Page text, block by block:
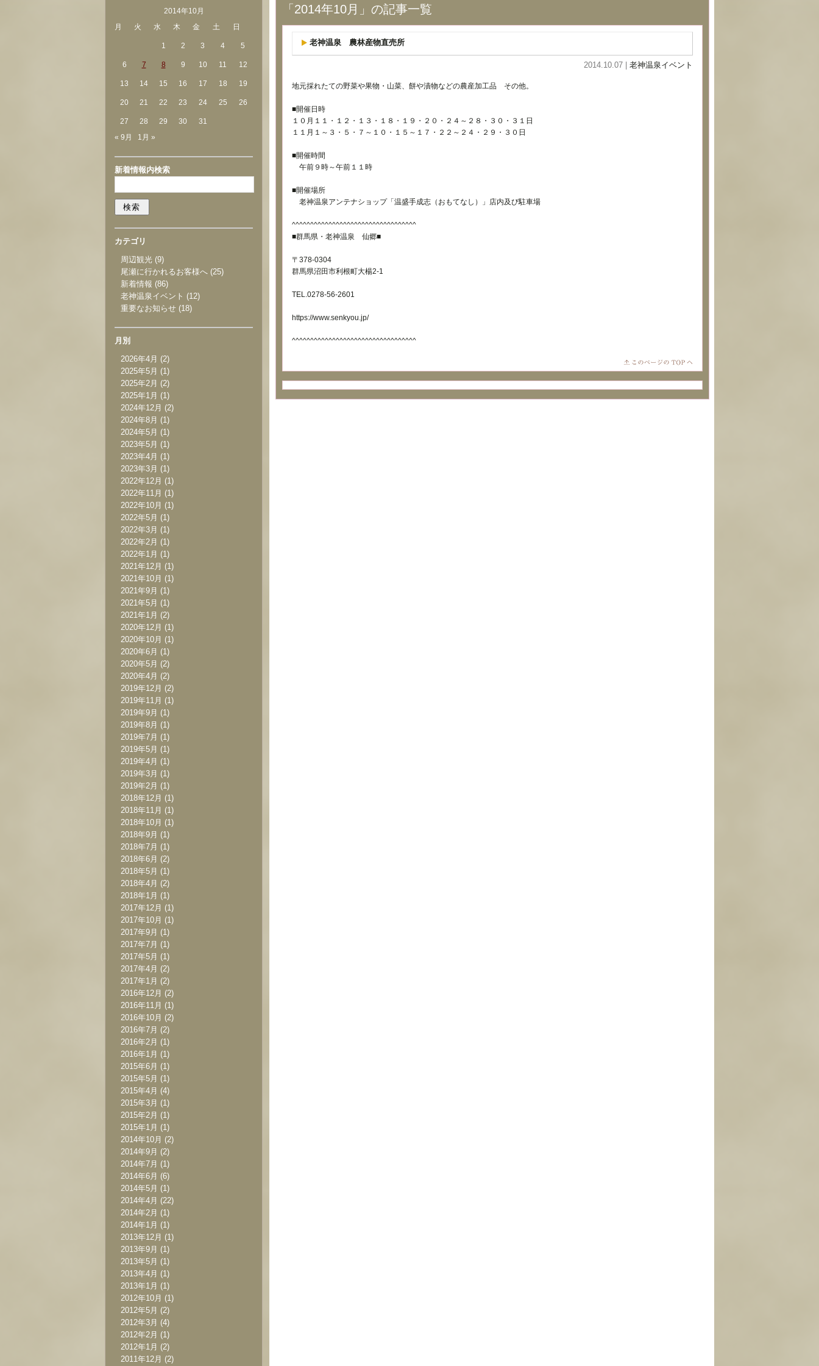
「2014年10月」の記事一覧
老神温泉 農林産物直売所
2014.10.07 | 老神温泉イベント
地元採れたての野菜や果物・山菜、餅や漬物などの農産加工品 その他。
■開催日時
１０月１１・１２・１３・１８・１９・２０・２４～２８・３０・３１日
１１月１～３・５・７～１０・１５～１７・２２～２４・２９・３０日
■開催時間
午前９時～午前１１時
■開催場所
老神温泉アンテナショップ「温盛手成志（おもてなし）」店内及び駐車場
^^^^^^^^^^^^^^^^^^^^^^^^^^^^^^^^^^
■群馬県・老神温泉 仙郷■
〒378-0304
群馬県沼田市利根町大楊2-1
TEL.0278-56-2601
https://www.senkyou.jp/
^^^^^^^^^^^^^^^^^^^^^^^^^^^^^^^^^^
2014年10月
月
火 水 木 金 土 日
1 2 3 4 5
6 7 8 9 10 11 12
13 14 15 16 17 18 19
20 21 22 23 24 25 26
27 28 29 30
31
« 9月
1月 »
新着情報内検索
カテゴリ
周辺観光 (9)
尾瀬に行かれるお客様へ (25)
新着情報 (86)
老神温泉イベント (12)
重要なお知らせ (18)
月別
2026年4月 (2)
2025年5月 (1)
2025年2月 (2)
2025年1月 (1)
2024年12月 (2)
2024年8月 (1)
2024年5月 (1)
2023年5月 (1)
2023年4月 (1)
2023年3月 (1)
2022年12月 (1)
2022年11月 (1)
2022年10月 (1)
2022年5月 (1)
2022年3月 (1)
2022年2月 (1)
2022年1月 (1)
2021年12月 (1)
2021年10月 (1)
2021年9月 (1)
2021年5月 (1)
2021年1月 (2)
2020年12月 (1)
2020年10月 (1)
2020年6月 (1)
2020年5月 (2)
2020年4月 (2)
2019年12月 (2)
2019年11月 (1)
2019年9月 (1)
2019年8月 (1)
2019年7月 (1)
2019年5月 (1)
2019年4月 (1)
2019年3月 (1)
2019年2月 (1)
2018年12月 (1)
2018年11月 (1)
2018年10月 (1)
2018年9月 (1)
2018年7月 (1)
2018年6月 (2)
2018年5月 (1)
2018年4月 (2)
2018年1月 (1)
2017年12月 (1)
2017年10月 (1)
2017年9月 (1)
2017年7月 (1)
2017年5月 (1)
2017年4月 (2)
2017年1月 (2)
2016年12月 (2)
2016年11月 (1)
2016年10月 (2)
2016年7月 (2)
2016年2月 (1)
2016年1月 (1)
2015年6月 (1)
2015年5月 (1)
2015年4月 (4)
2015年3月 (1)
2015年2月 (1)
2015年1月 (1)
2014年10月 (2)
2014年9月 (2)
2014年7月 (1)
2014年6月 (6)
2014年5月 (1)
2014年4月 (22)
2014年2月 (1)
2014年1月 (1)
2013年12月 (1)
2013年9月 (1)
2013年5月 (1)
2013年4月 (1)
2013年1月 (1)
2012年10月 (1)
2012年5月 (2)
2012年3月 (4)
2012年2月 (1)
2012年1月 (2)
2011年12月 (2)